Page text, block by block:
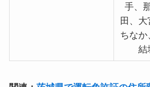
手、
田、
ちなか
結